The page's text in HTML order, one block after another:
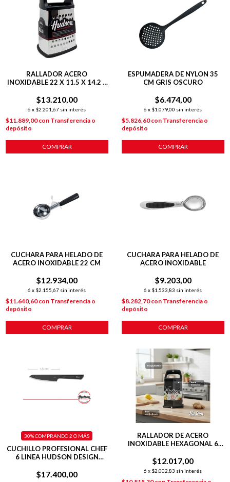
RALLADOR ACERO
INOXIDABLE 22 X 11.5 X 14.2 4
$13.210,00
6 x $2.201,67 sin interés
$11.889,00con Transferencia o
depósito
COMPRAR
ESPUMADERA DE NYLON 35
CM GRIS OSCURO
$6.474,00
6 x $1.079,00 sin interés
$5.826,60con Transferencia o
depósito
COMPRAR
CUCHARA PARA HELADO DE
ACERO INOXIDABLE 22 CM
$12.934,00
6 x $2.155,67 sin interés
$11.640,60con Transferencia o
depósito
COMPRAR
CUCHARA PARA HELADO DE
ACERO INOXIDABLE
$9.203,00
6 x $1.533,83 sin interés
$8.282,70con Transferencia o
depósito
COMPRAR
CUCHILLO PROFESIONAL CHEF
6 LINEA HUDSON DESIGN
$17.400,00
30%COMPRANDO 2 O MÁS
RALLADOR DE ACERO
INOXIDABLE HEXAGONAL 6
$12.017,00
6 x $2.002,83 sin interés